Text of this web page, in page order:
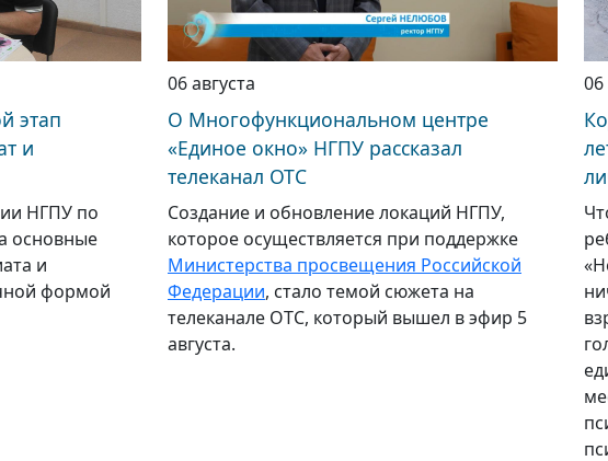
этап
и
НГПУ по
основные
и
формой
06 августа
О Многофункциональном центре
«Единое окно» НГПУ рассказал
телеканал ОТС
Создание и обновление локаций НГПУ,
которое осуществляется при поддержке
Министерства просвещения Российской
Федерации, стало темой сюжета на
телеканале ОТС, который вышел в эфир 5
августа.
06